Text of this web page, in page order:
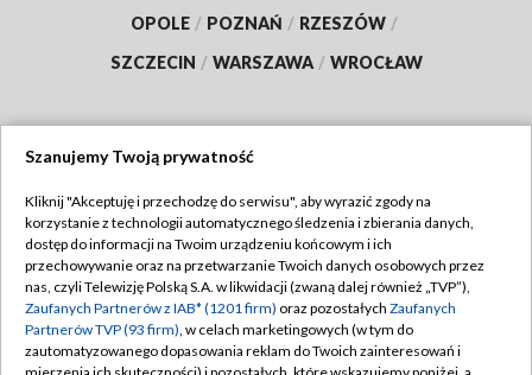
OPOLE / POZNAŃ / RZESZÓW /
SZCZECIN / WARSZAWA / WROCŁAW
TVP
Abonament TVP
Emisja w TVP
Centrum informacji TVP
Regulamin TVP
Polityka prywatności
Moje zgody
Szanujemy Twoją prywatność
Kliknij "Akceptuję i przechodzę do serwisu", aby wyrazić zgody na
korzystanie z technologii automatycznego śledzenia i zbierania danych,
dostęp do informacji na Twoim urządzeniu końcowym i ich
przechowywanie oraz na przetwarzanie Twoich danych osobowych przez
nas, czyli Telewizję Polską S.A. w likwidacji (zwaną dalej również „TVP”),
Zaufanych Partnerów z IAB* (1201 firm) oraz pozostałych Zaufanych
Partnerów TVP (93 firm), w celach marketingowych (w tym do
zautomatyzowanego dopasowania reklam do Twoich zainteresowań i